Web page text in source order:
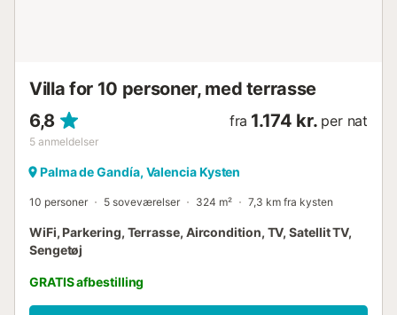
Villa for 10 personer, med terrasse
6,8
5 anmeldelser
fra 1.174 kr. per nat
Palma de Gandía, Valencia Kysten
10 personer 5 soveværelser 324 m² 7,3 km fra kysten
WiFi, Parkering, Terrasse, Aircondition, TV, Satellit TV,
Sengetøj
GRATIS afbestilling